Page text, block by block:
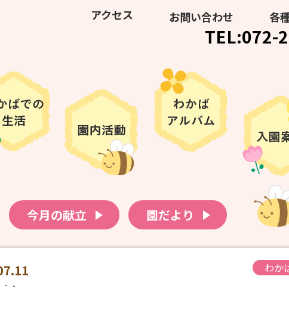
アクセス お問い合わせ 各
TEL:072-
今月の献立 園だより
わか